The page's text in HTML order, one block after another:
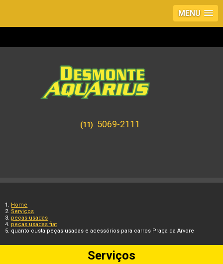
MENU
(11) 5069-2111
Home
Serviços
peças usadas
peças usadas fiat
quanto custa peças usadas e acessórios para carros Praça da Arvore
Serviços